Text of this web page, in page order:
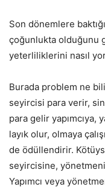
Son dönemlere
çoğunlukta olduğunu
yeterliliklerini nasıl
Burada problem ne
seyircisi para verir,
para gelir yapımcıya,
layık olur, olmaya
de ödüllendirir.
seyircisine,
Yapımcı veya